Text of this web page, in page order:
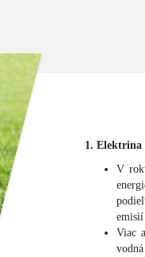
1. Elektrina
V
Viac